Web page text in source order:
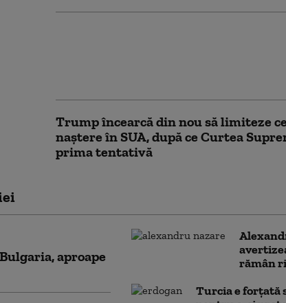
Trump încearcă din nou să limiteze
naștere în SUA, după ce Curtea
prima tentativă
aproape
rămân
Turcia e forțată